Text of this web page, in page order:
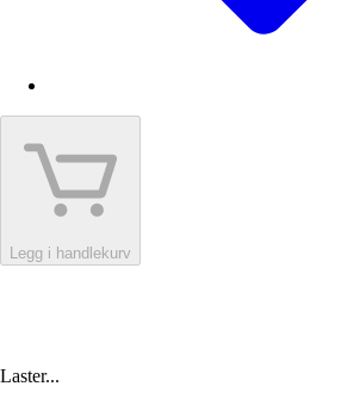
Legg i handlekurv
Laster...